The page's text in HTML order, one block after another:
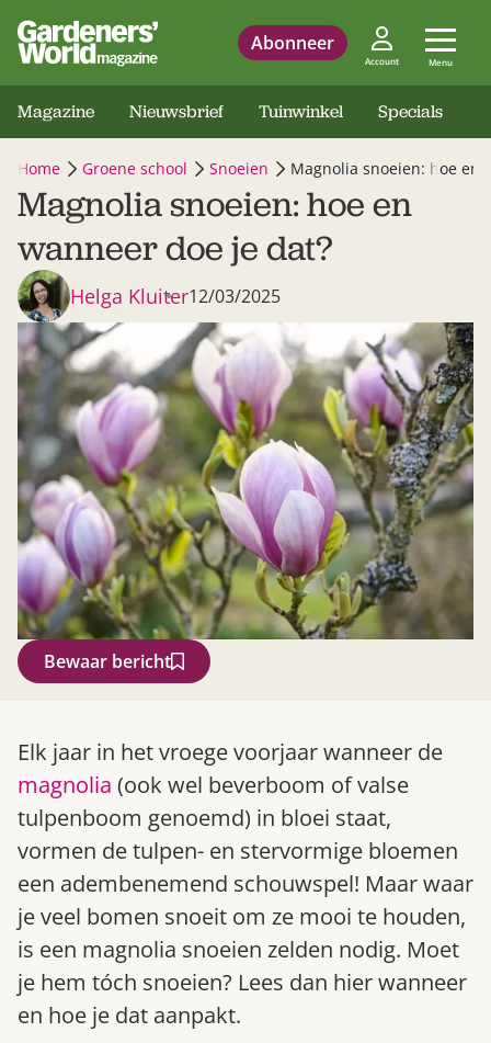
Abonneer
Account Menu
Gardeners’ World 08/2026
Bestel nu
Magazine Nieuwsbrief Tuinwinkel Specials
Home Groene school Snoeien Magnolia snoeien: hoe en
Magnolia snoeien: hoe en
wanneer doe je dat?
Helga Kluiter12/03/2025
Bewaar bericht
Elk jaar in het vroege voorjaar wanneer de
magnolia (ook wel beverboom of valse
tulpenboom genoemd) in bloei staat,
vormen de tulpen- en stervormige bloemen
een adembenemend schouwspel! Maar waar
je veel bomen snoeit om ze mooi te houden,
is een magnolia snoeien zelden nodig. Moet
je hem tóch snoeien? Lees dan hier wanneer
en hoe je dat aanpakt.